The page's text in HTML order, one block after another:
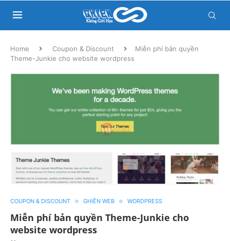
Home Coupon & Discount
Miễn phí bản quyền
Theme-Junkie cho website wordpress
COUPON & DISCOUNT GHIỀN WEB WORDPRESS
Miễn phí bản quyền Theme-Junkie cho
website wordpress